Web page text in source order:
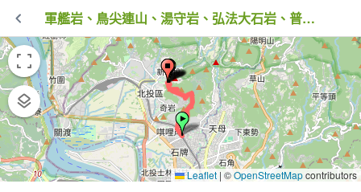
軍艦岩、鳥尖連山、湯守岩、弘法大石岩、普渡航慈
Leaflet | ©OpenStreetMapcontributors